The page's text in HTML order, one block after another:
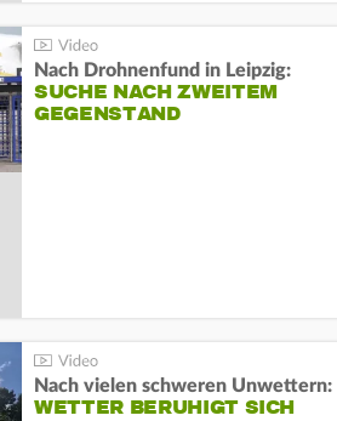
Nach Drohnenfund in Leipzig:
SUCHE NACH ZWEITEM
GEGENSTAND
Nach vielen schweren Unwettern:
WETTER BERUHIGT SICH